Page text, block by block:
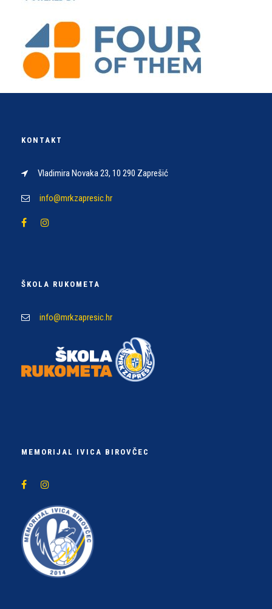
KONTAKT
Vladimira Novaka 23, 10 290 Zaprešić
info@mrkzapresic.hr
ŠKOLA RUKOMETA
info@mrkzapresic.hr
MEMORIJAL IVICA BIROVČEC